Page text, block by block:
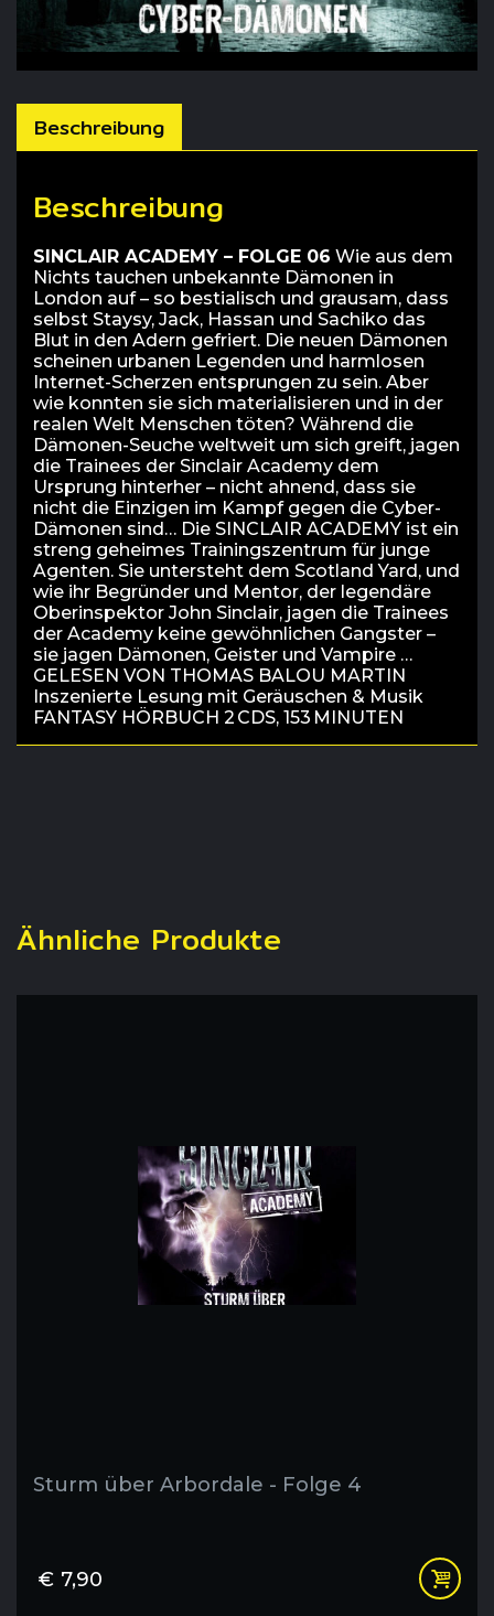
Beschreibung
Beschreibung
SINCLAIR ACADEMY – FOLGE 06 Wie aus dem
Nichts tauchen unbekannte Dämonen in
London auf – so bestialisch und grausam, dass
selbst Staysy, Jack, Hassan und Sachiko das
Blut in den Adern gefriert. Die neuen Dämonen
scheinen urbanen Legenden und harmlosen
Internet-Scherzen entsprungen zu sein. Aber
wie konnten sie sich materialisieren und in der
realen Welt Menschen töten? Während die
Dämonen-Seuche weltweit um sich greift, jagen
die Trainees der Sinclair Academy dem
Ursprung hinterher – nicht ahnend, dass sie
nicht die Einzigen im Kampf gegen die Cyber-
Dämonen sind… Die SINCLAIR ACADEMY ist ein
streng geheimes Trainingszentrum für junge
Agenten. Sie untersteht dem Scotland Yard, und
wie ihr Begründer und Mentor, der legendäre
Oberinspektor John Sinclair, jagen die Trainees
der Academy keine gewöhnlichen Gangster –
sie jagen Dämonen, Geister und Vampire …
GELESEN VON THOMAS BALOU MARTIN
Inszenierte Lesung mit Geräuschen & Musik
FANTASY HÖRBUCH 2 CDS, 153 MINUTEN
Ähnliche Produkte
Sturm über Arbordale - Folge 4
€ 7,90